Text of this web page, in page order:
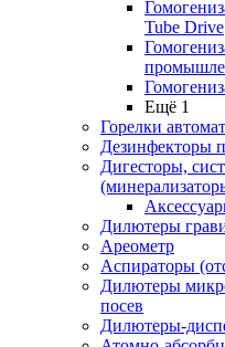
Tube Drive
Ещё 1
Горелки
Дезинфекторы
Дигесторы,
Дилютеры
Ареометр
Аспираторы
Дилютеры
посев
Дилютеры-